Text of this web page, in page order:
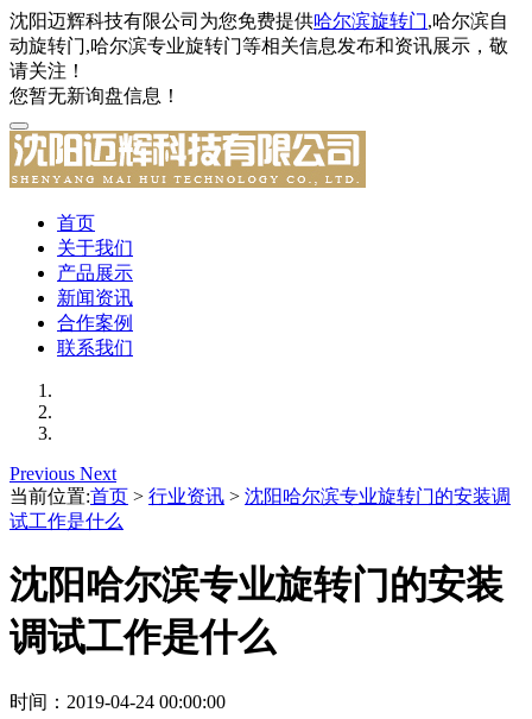
沈阳迈辉科技有限公司为您免费提供哈尔滨旋转门,哈尔滨自
动旋转门,哈尔滨专业旋转门等相关信息发布和资讯展示，敬
请关注！
您暂无新询盘信息！
首页
关于我们
产品展示
新闻资讯
合作案例
联系我们
Previous Next
当前位置:首页 > 行业资讯 > 沈阳哈尔滨专业旋转门的安装调
试工作是什么
沈阳哈尔滨专业旋转门的安装
调试工作是什么
时间：2019-04-24 00:00:00